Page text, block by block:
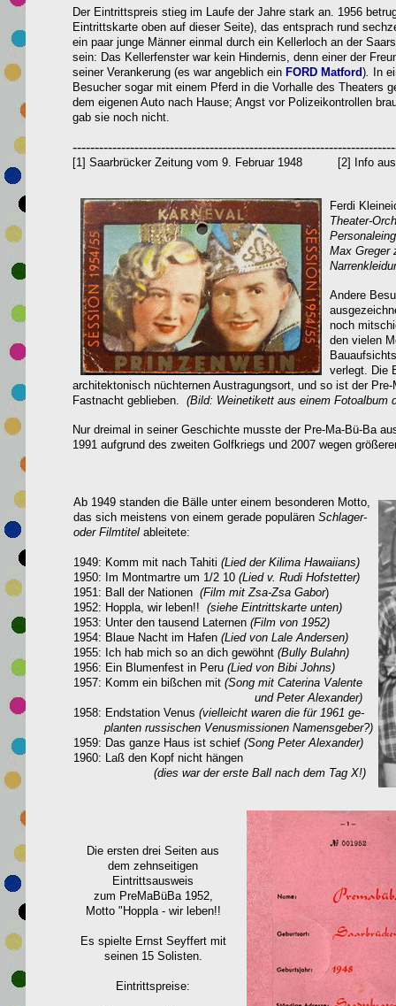
Der Eintrittspreis stieg im Laufe der Jahre stark an. 1956
Eintrittskarte oben auf dieser Seite), das entsprach rund
ein paar junge Männer einmal durch ein Kellerloch an der
sein: Das Kellerfenster war kein Hindernis, denn einer der
seiner Verankerung (es war angeblich ein FORD Matford).
In
Besucher sogar mit einem Pferd in die Vorhalle des Theaters
dem eigenen Auto nach Hause; Angst vor Polizeikontrollen
gab sie noch nicht.
[1] Saarbrücker Zeitung vom 9. Februar 1948 [2] Info aus
Ferdi
Theater-
Max Greger
Andere
noch
den vielen
verlegt. Die
architektonisch nüchternen Austragungsort, und so ist der
Fastnacht geblieben. (Bild: Weinetikett aus einem Fotoalbum
Nur dreimal in seiner Geschichte musste der Pre-Ma-Bü-Ba
1991 aufgrund des zweiten Golfkriegs und 2007 wegen
Ab 1949 standen die Bälle unter einem besonderen Motto,
das sich meistens von einem gerade populären Schlager-
oder Filmtitelableitete:
1949: Komm mit nach Tahiti (Lied der Kilima Hawaiians)
1950: Im Montmartre um 1/2 10 (Lied v. Rudi Hofstetter)
1951: Ball der Nationen (Film mit Zsa-Zsa Gabor)
1952: Hoppla, wir leben!! (siehe Eintrittskarte unten)
1953: Unter den tausend Laternen(Film von 1952)
1954: Blaue Nacht im Hafen (Lied von Lale Andersen)
1955: Ich hab mich so an dich gewöhnt (Bully Bulahn)
1956: Ein Blumenfest in Peru (Lied von Bibi Johns)
1957: Komm ein bißchen mit (Song mit Caterina Valente
und Peter Alexander)
1958: Endstation Venus (vielleicht waren die für 1961 ge-
planten russischen Venusmissionen Namensgeber?)
1959: Das ganze Haus ist schief (Song Peter Alexander)
1960: Laß den Kopf nicht hängen
(dies war der erste Ball nach dem Tag X!)
Die ersten drei Seiten aus
dem zehnseitigen
Eintrittsausweis
zum PreMaBüBa 1952,
Motto "Hoppla - wir leben!!
Es spielte Ernst Seyffert mit
seinen 15 Solisten.
Eintrittspreise: